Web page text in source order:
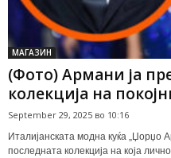
МАГАЗИН
(Фото) Армани ја
колекција на
September 29, 2025 во 10:16
Италијанската модна куќа „Џорџо
последната колекција на која